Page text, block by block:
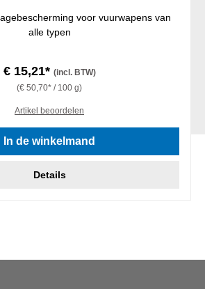
voor vuurwapens van
alle typen
€ 15,21* (incl. BTW)
(€ 50,70* / 100 g)
Artikel beoordelen
In de winkelmand
Details